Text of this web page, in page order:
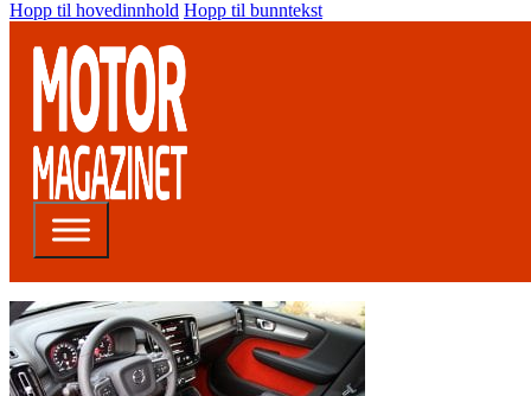
Hopp til hovedinnhold Hopp til bunntekst